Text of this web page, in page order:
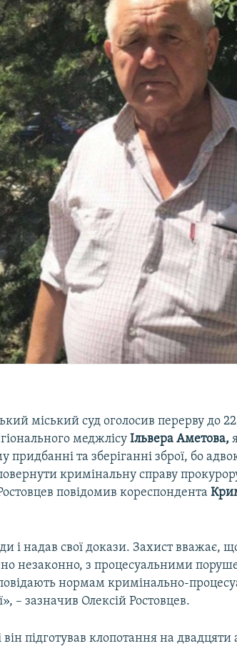
міський суд оголосив перерву до
меджлісуІльвера Аметова,
та зберіганні зброї, бо
кримінальну справу
повідомив кореспондента
і надав свої докази. Захист вважає,
незаконно, з процесуальними
нормам кримінально-
– зазначив Олексій Ростовцев.
він підготував клопотання на